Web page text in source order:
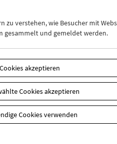
Ihren Zehnerblock nutzen.
werden. Die Ausgabe erfolgt
.
zu verstehen, wie Besucher mit
gesammelt und gemeldet werden.
akzeptieren
Cookies akzeptieren
Cookies verwenden